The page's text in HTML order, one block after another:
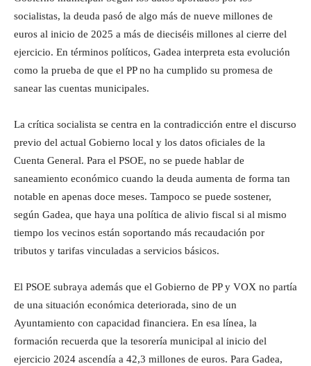
socialistas, la deuda pasó de algo más de nueve millones de
euros al inicio de 2025 a más de dieciséis millones al cierre del
ejercicio. En términos políticos, Gadea interpreta esta evolución
como la prueba de que el PP no ha cumplido su promesa de
sanear las cuentas municipales.
La crítica socialista se centra en la contradicción entre el discurso
previo del actual Gobierno local y los datos oficiales de la
Cuenta General. Para el PSOE, no se puede hablar de
saneamiento económico cuando la deuda aumenta de forma tan
notable en apenas doce meses. Tampoco se puede sostener,
según Gadea, que haya una política de alivio fiscal si al mismo
tiempo los vecinos están soportando más recaudación por
tributos y tarifas vinculadas a servicios básicos.
El PSOE subraya además que el Gobierno de PP y VOX no partía
de una situación económica deteriorada, sino de un
Ayuntamiento con capacidad financiera. En esa línea, la
formación recuerda que la tesorería municipal al inicio del
ejercicio 2024 ascendía a 42,3 millones de euros. Para Gadea,